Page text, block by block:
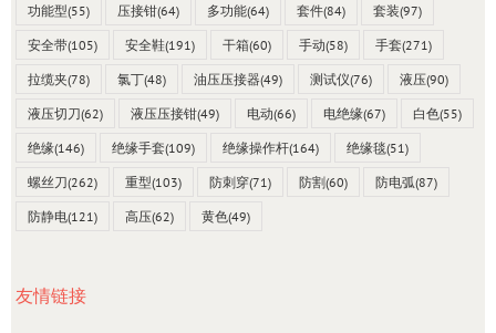
功能型(55) 压接钳(64) 多功能(64) 套件(84) 套装(97)
安全带(105) 安全鞋(191) 干箱(60) 手动(58) 手套(271)
拉缆夹(78) 氯丁(48) 油压压接器(49) 测试仪(76) 液压(90)
液压切刀(62) 液压压接钳(49) 电动(66) 电绝缘(67) 白色(55)
绝缘(146) 绝缘手套(109) 绝缘操作杆(164) 绝缘毯(51)
螺丝刀(262) 重型(103) 防刺穿(71) 防割(60) 防电弧(87)
防静电(121) 高压(62) 黄色(49)
友情链接